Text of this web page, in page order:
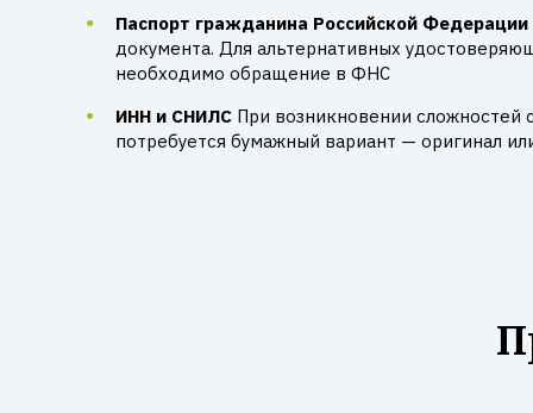
Паспорт гражданина Российской Федерации
документа. Для альтернативных
необходимо обращение в ФНС
ИНН и СНИЛС При возникновении
потребуется бумажный вариант — оригинал